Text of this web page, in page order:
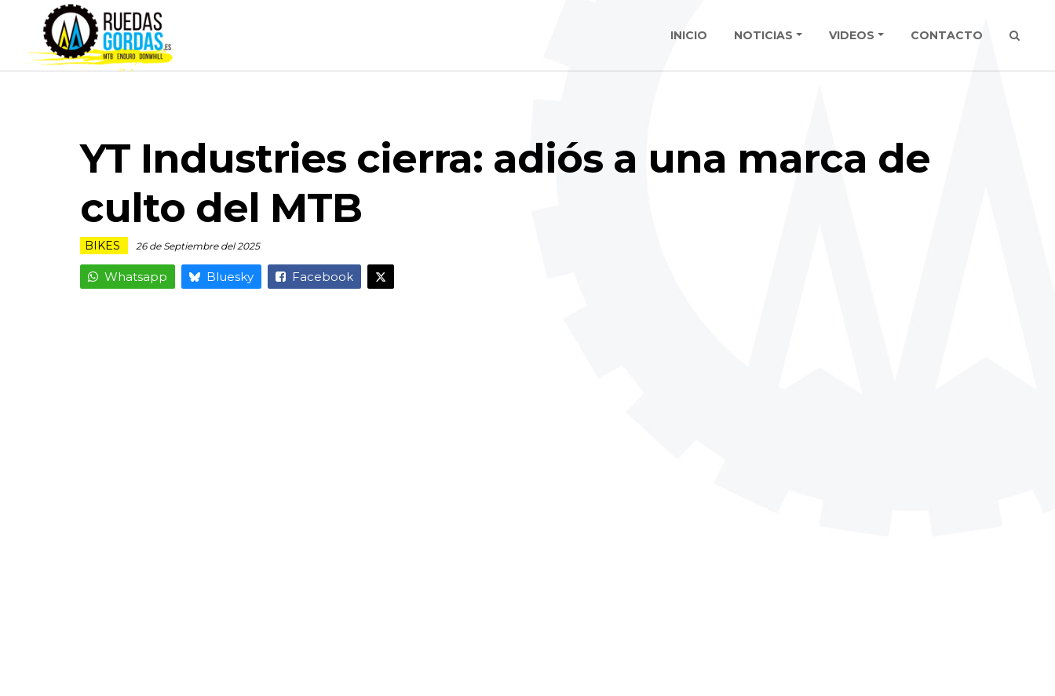
INICIO NOTICIAS VIDEOS CONTACTO
YT Industries cierra: adiós a una marca de
culto del MTB
BIKES 26 de Septiembre del 2025
Whatsapp Bluesky Facebook